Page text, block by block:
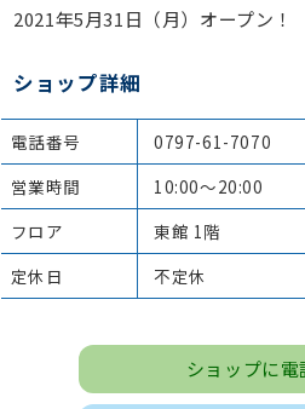
2021年5月31日（月）オープン！
ショップ詳細
電話番号
0797-61-7070
営業時間
10:00～20:00
フロア
東館 1階
定休日
不定休
ショップに電